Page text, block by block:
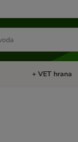
životinje
Pregled
+ VET hrana